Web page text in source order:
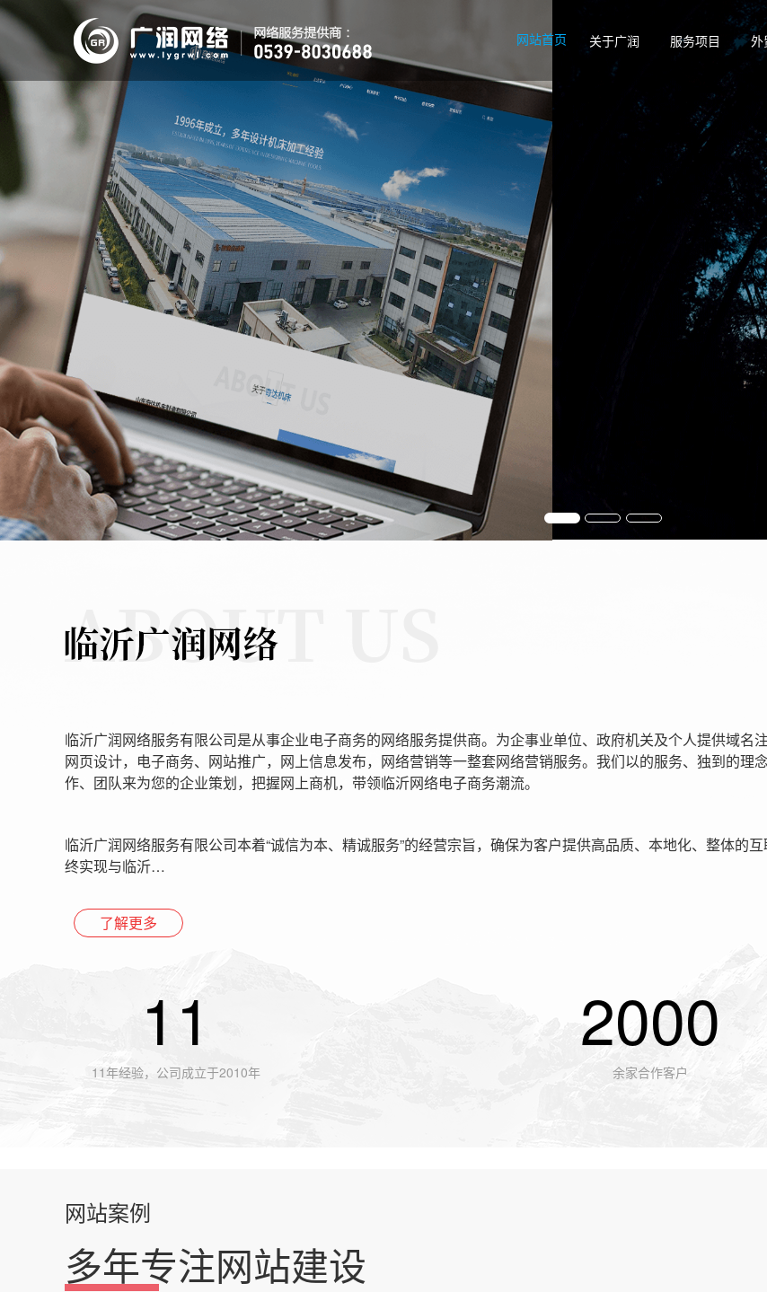
网站首页 关于广润 服务项目 外
临沂广润网络服务有限公司是从事企业电子商务的网络服务提供商。为企事业单位、政府机关及个人提供域名注
网页设计，电子商务、网站推广，网上信息发布，网络营销等一整套网络营销服务。我们以的服务、独到的理
作、团队来为您的企业策划，把握网上商机，带领临沂网络电子商务潮流。
临沂广润网络服务有限公司本着“诚信为本、精诚服务”的经营宗旨，确保为客户提供高品质、本地化、整体的互
终实现与临沂…
了解更多
11
11年经验，公司成立于2010年
2000
余家合作客户
网站案例
多年专注网站建设